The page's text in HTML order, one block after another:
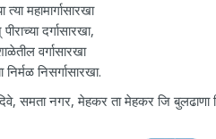
महामार्गासारखा
दर्गासारखा,
वर्गासारखा
निसर्गासारखा.
समता नगर, मेहकर ता मेहकर जि